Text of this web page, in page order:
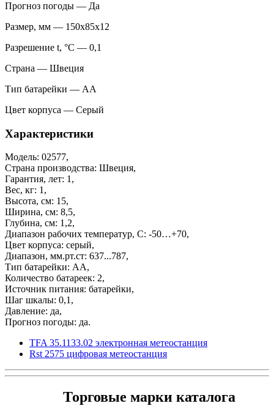
Прогноз погоды — Да
Размер, мм — 150x85x12
Разрешение t, °С — 0,1
Страна — Швеция
Тип батарейки — АА
Цвет корпуса — Серый
Характеристики
Модель: 02577,
Страна производства: Швеция,
Гарантия, лет: 1,
Вес, кг: 1,
Высота, см: 15,
Ширина, см: 8,5,
Глубина, см: 1,2,
Диапазон рабочих температур, С: -50…+70,
Цвет корпуса: серый,
Диапазон, мм.рт.ст: 637...787,
Тип батарейки: АА,
Количество батареек: 2,
Источник питания: батарейки,
Шаг шкалы: 0,1,
Давление: да,
Прогноз погоды: да.
TFA 35.1133.02 электронная метеостанция
Rst 2575 цифровая метеостанция
Торговые марки каталога